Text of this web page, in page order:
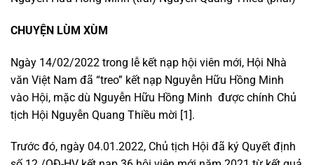
CHUYỆN LÙM XÙM
Ngày 14/02/2022 trong lễ kết nạp hội viên mới, Hội Nhà
văn Việt Nam đã “treo” kết nạp Nguyễn Hữu Hồng Minh
vào Hội, mặc dù Nguyễn Hữu Hồng Minh được chính Chủ
tịch Hội Nguyễn Quang Thiều mời [1].
Trước đó, ngày 04.01.2022, Chủ tịch Hội đã ký Quyết định